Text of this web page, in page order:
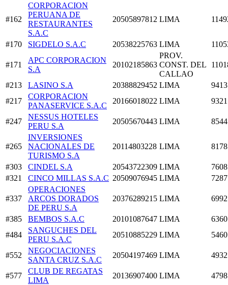
#162
CORPORACION
PERUANA DE
RESTAURANTES
S.A.C
20505897812 LIMA
#170 SIGDELO S.A.C 20538225763 LIMA
#171
APC CORPORACION
S.A
20102185863
PROV.
CONST. DEL
CALLAO
#213 LASINO S.A 20388829452 LIMA
#217
CORPORACION
PANASERVICE S.A.C
20166018022 LIMA
#247
NESSUS HOTELES
PERU S.A
20505670443 LIMA
#265
INVERSIONES
NACIONALES DE
TURISMO S.A
20114803228 LIMA
#303 CINDEL S.A 20543722309 LIMA
#321
CINCO MILLAS S.A.C 20509076945 LIMA
#337
OPERACIONES
ARCOS DORADOS
DE PERU S.A
20376289215 LIMA
#385 BEMBOS S.A.C 20101087647 LIMA
#484
SANGUCHES DEL
PERU S.A.C
20510885229 LIMA
#552
NEGOCIACIONES
SANTA CRUZ S.A.C
20504197469 LIMA
#577
CLUB DE REGATAS
LIMA
20136907400 LIMA